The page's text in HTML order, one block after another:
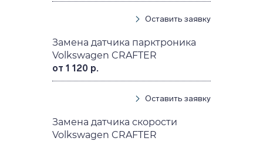
Оставить заявку
Замена датчика парктроника
Volkswagen CRAFTER
от 1 120 р.
Оставить заявку
Замена датчика скорости
Volkswagen CRAFTER